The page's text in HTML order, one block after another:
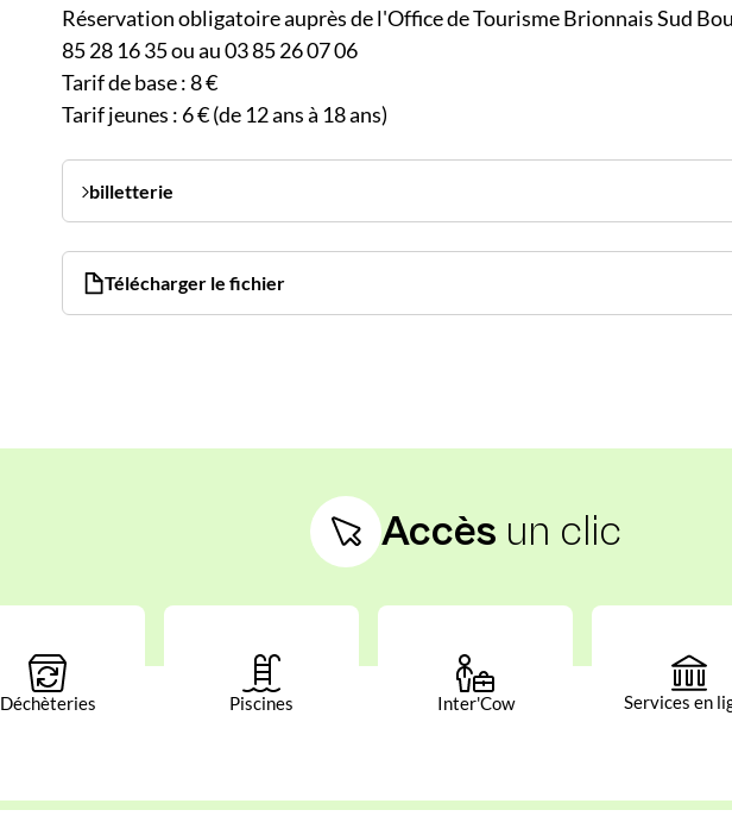
Réservation obligatoire auprès de l'Office de Tourisme Brionnais Sud
85 28 16 35 ou au 03 85 26 07 06
Tarif de base : 8 €
Tarif jeunes : 6 € (de 12 ans à 18 ans)
billetterie
Télécharger le fichier
Accès un clic
Déchèteries Piscines Inter'Cow Services en